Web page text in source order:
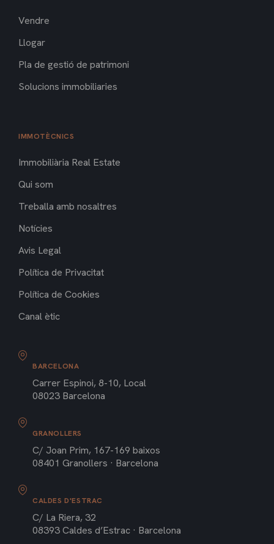
Vendre
Llogar
Pla de gestió de patrimoni
Solucions immobiliaries
IMMOTÈCNICS
Immobiliària Real Estate
Qui som
Treballa amb nosaltres
Notícies
Avis Legal
Política de Privacitat
Política de Cookies
Canal ètic
BARCELONA
Carrer Espinoi, 8-10, Local
08023 Barcelona
GRANOLLERS
C/ Joan Prim, 167-169 baixos
08401 Granollers · Barcelona
CALDES D'ESTRAC
C/ La Riera, 32
08393 Caldes d’Estrac · Barcelona